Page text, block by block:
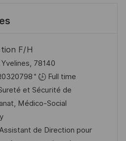
F/H
78140
Full time
et Sécurité de
Médico-Social
de Direction pour